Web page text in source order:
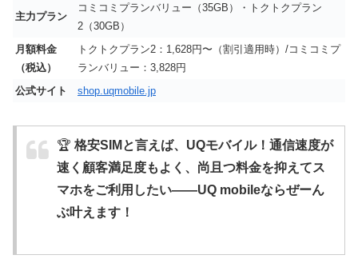
主力プラン
コミコミプランバリュー（35GB）・トクトクプラン
2（30GB）
月額料金
（税込）
トクトクプラン2：1,628円〜（割引適用時）/コミコミプ
ランバリュー：3,828円
公式サイト
shop.uqmobile.jp
🏆 格安SIMと言えば、UQモバイル！通信速度が
速く顧客満足度もよく、尚且つ料金を抑えてス
マホをご利用したい——UQ mobileならぜーん
ぶ叶えます！